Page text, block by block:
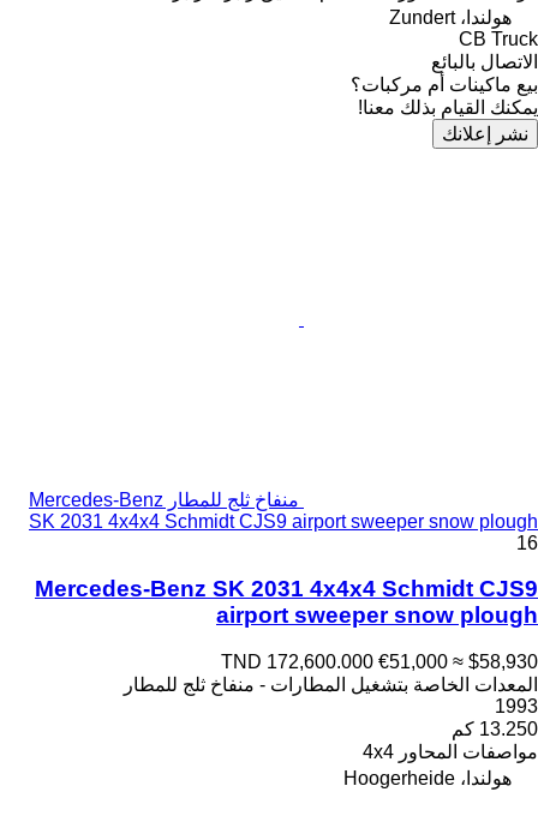
هولندا، Zundert
CB Truck
الاتصال بالبائع
بيع ماكينات أم مركبات؟
يمكنك القيام بذلك معنا!
نشر إعلانك
منفاخ ثلج للمطار Mercedes-Benz
SK 2031 4x4x4 Schmidt CJS9 airport sweeper snow plough
16
Mercedes-Benz SK 2031 4x4x4 Schmidt CJS9
airport sweeper snow plough
TND 172,600.000 €51,000 ≈ $58,930
المعدات الخاصة بتشغيل المطارات - منفاخ ثلج للمطار
1993
13.250 كم
مواصفات المحاور 4x4
هولندا، Hoogerheide